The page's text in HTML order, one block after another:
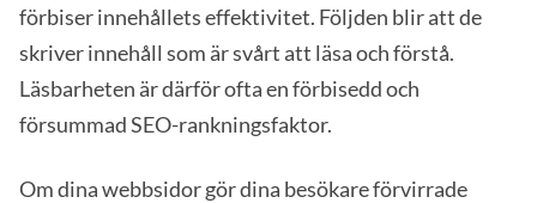
förbiser innehållets effektivitet. Följden blir att de
skriver innehåll som är svårt att läsa och förstå.
Läsbarheten är därför ofta en förbisedd och
försummad SEO-rankningsfaktor.
Om dina webbsidor gör dina besökare förvirrade